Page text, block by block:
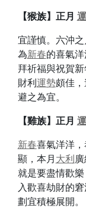
【猴族】 正月
宜謹慎。六沖
為新春的喜氣
拜祈福與祝賀
財利運勢頗佳
避之為宜。
【雞族】 正月
新春喜氣洋洋
顯，本月大利
就是要盡情歡
入歡喜劫財的
劃宜積極展開。